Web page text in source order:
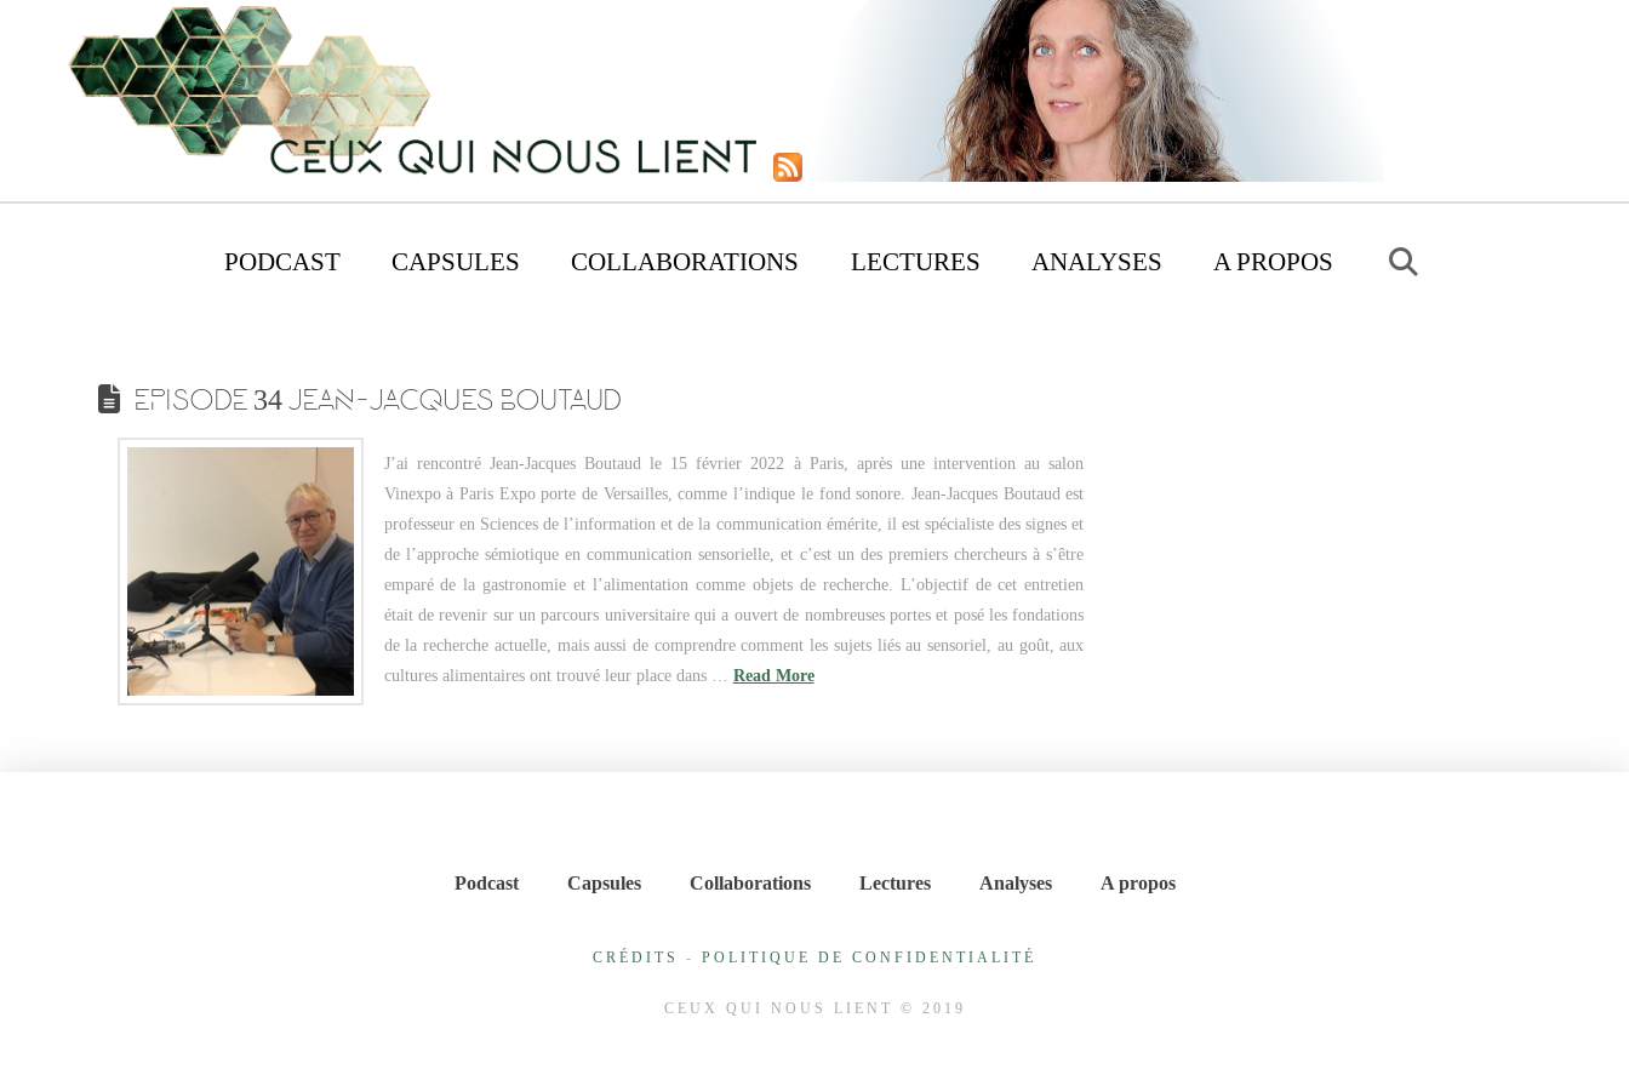
PODCAST CAPSULES COLLABORATIONS LECTURES ANALYSES A PROPOS
EPISODE 34 JEAN-JACQUES BOUTAUD
J’ai rencontré Jean-Jacques Boutaud le 15 février 2022 à Paris, après une intervention au salon
Vinexpo à Paris Expo porte de Versailles, comme l’indique le fond sonore. Jean-Jacques Boutaud est
professeur en Sciences de l’information et de la communication émérite, il est spécialiste des signes et
de l’approche sémiotique en communication sensorielle, et c’est un des premiers chercheurs à s’être
emparé de la gastronomie et l’alimentation comme objets de recherche. L’objectif de cet entretien
était de revenir sur un parcours universitaire qui a ouvert de nombreuses portes et posé les fondations
de la recherche actuelle, mais aussi de comprendre comment les sujets liés au sensoriel, au goût, aux
cultures alimentaires ont trouvé leur place dans … Read More
Podcast Capsules Collaborations Lectures Analyses A propos
CRÉDITS - POLITIQUE DE CONFIDENTIALITÉ
CEUX QUI NOUS LIENT © 2019